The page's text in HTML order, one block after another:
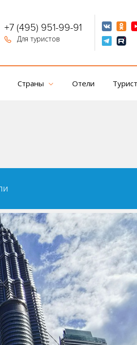
+7 (495) 951-99-91
Для туристов
Страны Отели